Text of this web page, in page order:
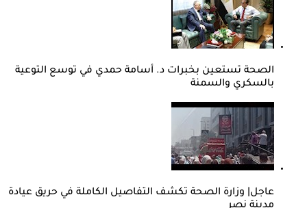
الصحة تستعين بخبرات د. أسامة حمدي في توسع التوعية
بالسكري والسمنة
عاجل| وزارة الصحة تكشف التفاصيل الكاملة في حريق عيادة